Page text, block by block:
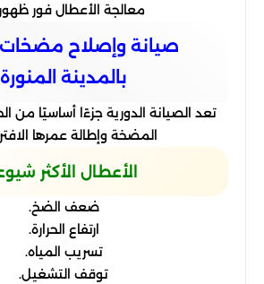
معالجة الأعطال فور
صيانة وإصلاح مضخات
بالمدينة المنورة
تعد الصيانة الدورية جزءًا أساسيًا من
المضخة وإطالة عمرها
الأعطال الأكثر
ضعف الضخ.
ارتفاع الحرارة.
تسريب المياه.
توقف التشغيل.